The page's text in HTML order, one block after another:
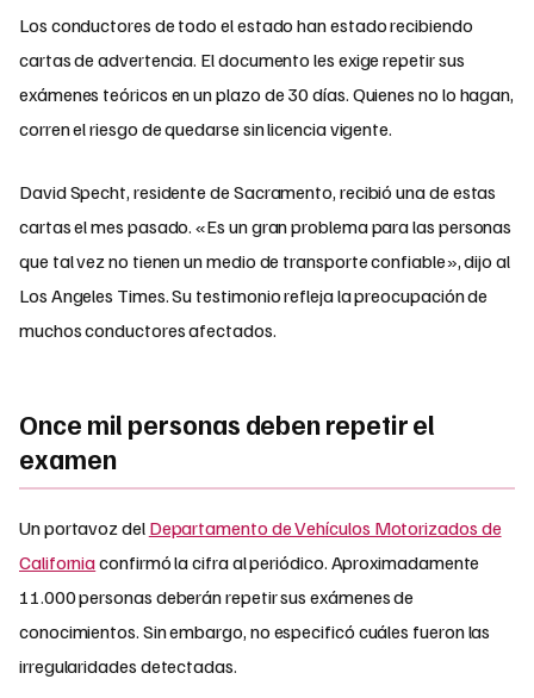
Los conductores de todo el estado han estado recibiendo
cartas de advertencia. El documento les exige repetir sus
exámenes teóricos en un plazo de 30 días. Quienes no lo hagan,
corren el riesgo de quedarse sin licencia vigente.
David Specht, residente de Sacramento, recibió una de estas
cartas el mes pasado. «Es un gran problema para las personas
que tal vez no tienen un medio de transporte confiable», dijo al
Los Angeles Times. Su testimonio refleja la preocupación de
muchos conductores afectados.
Once mil personas deben repetir el
examen
Un portavoz del Departamento de Vehículos Motorizados de
Californiaconfirmó la cifra al periódico. Aproximadamente
11.000 personas deberán repetir sus exámenes de
conocimientos. Sin embargo, no especificó cuáles fueron las
irregularidades detectadas.